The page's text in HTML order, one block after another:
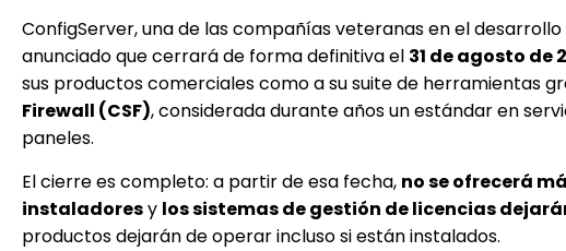
ConfigServer, una de las compañías veteranas en el
anunciado que cerrará de forma definitiva el 31 de agosto de
sus productos comerciales como a su suite de herramientas
Firewall (CSF), considerada durante años un estándar en
paneles.
El cierre es completo: a partir de esa fecha, no se ofrecerá
instaladoresy los sistemas de gestión de licencias
productos dejarán de operar incluso si están instalados.